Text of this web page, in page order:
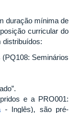
duração mínima de
curricular do
distribuídos:
Seminários
e a PRO001:
- Inglês), são pré-